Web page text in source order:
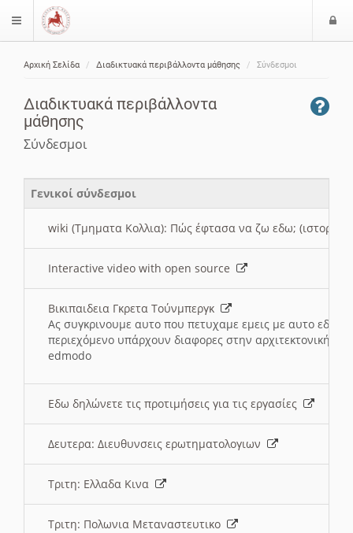
$langMenu
Αρχική Σελίδα Διαδικτυακά περιβάλλοντα μάθησης Σύνδεσμοι
Διαδικτυακά περιβάλλοντα
μάθησης
Σύνδεσμοι
Γενικοί σύνδεσμοι
wiki (Τμηματα Κολλια): Πώς έφτασα να ζω εδω; (ιστορια)
Interactive video with open source
Βικιπαιδεια Γκρετα Τούνμπεργκ
Ας συγκρινουμε αυτο που πετυχαμε εμεις με αυτο εδω
περιεχόμενο υπάρχουν διαφορες στην αρχιτεκτονική
edmodo
Εδω δηλώνετε τις προτιμήσεις για τις εργασίες
Δευτερα: Διευθυνσεις ερωτηματολογιων
Τριτη: Ελλαδα Κινα
Τριτη: Πολωνια Μεταναστευτικο